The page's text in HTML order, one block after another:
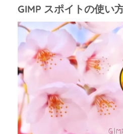
GIMP スポイトの使い